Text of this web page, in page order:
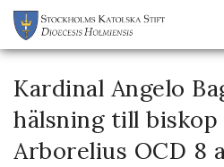
Kardinal Angelo
hälsning till biskop
Arborelius OCD 8